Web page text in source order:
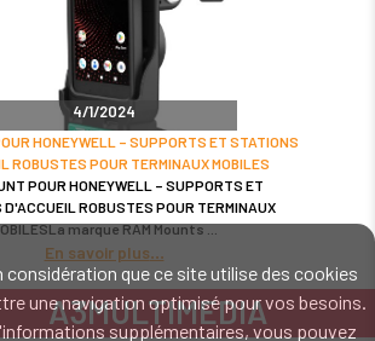
considération que ce site utilise des cookies
une navigation optimisé pour vos besoins.
supplémentaires, vous pouvez
4/1/2024
HONEYWELL – SUPPORTS ET STATIONS
ROBUSTES POUR TERMINAUX MOBILES
POUR HONEYWELL – SUPPORTS ET
ROBUSTES POUR TERMINAUX
marque RAM Mounts
En savoir plus
A3MULTIMEDIA